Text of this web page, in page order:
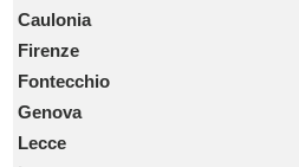
Caulonia
Firenze
Fontecchio
Genova
Lecce